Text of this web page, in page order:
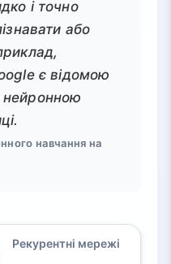
і точно
або
є відомою
навчання на
Рекурентні мережі